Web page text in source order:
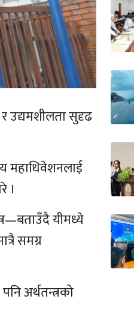
र उद्यमशीलता सुदृढ
महाधिवेशनलाई
।
यीमध्ये
समग्र
अर्थतन्त्रको